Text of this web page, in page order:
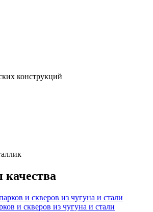
конструкций
и скверов из чугуна и стали